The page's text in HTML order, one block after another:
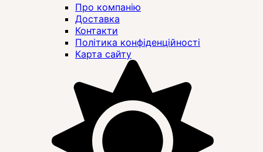
Про компанію
Доставка
Контакти
Політика конфіденційності
Карта сайту